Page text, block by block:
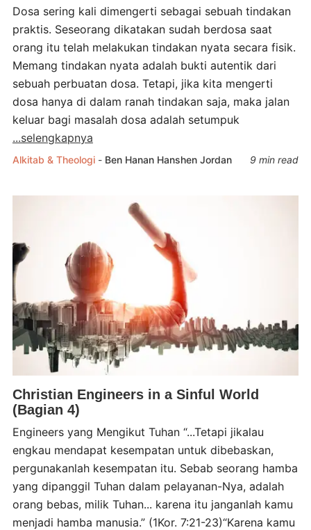
Dosa sering kali dimengerti sebagai sebuah tindakan
praktis. Seseorang dikatakan sudah berdosa saat
orang itu telah melakukan tindakan nyata secara fisik.
Memang tindakan nyata adalah bukti autentik dari
sebuah perbuatan dosa. Tetapi, jika kita mengerti
dosa hanya di dalam ranah tindakan saja, maka jalan
keluar bagi masalah dosa adalah setumpuk
...selengkapnya
Alkitab & Theologi - Ben Hanan Hanshen Jordan 9 min read
Christian Engineers in a Sinful World
(Bagian 4)
Engineers yang Mengikut Tuhan “...Tetapi jikalau
engkau mendapat kesempatan untuk dibebaskan,
pergunakanlah kesempatan itu. Sebab seorang hamba
yang dipanggil Tuhan dalam pelayanan-Nya, adalah
orang bebas, milik Tuhan... karena itu janganlah kamu
menjadi hamba manusia.” (1Kor. 7:21-23)“Karena kamu